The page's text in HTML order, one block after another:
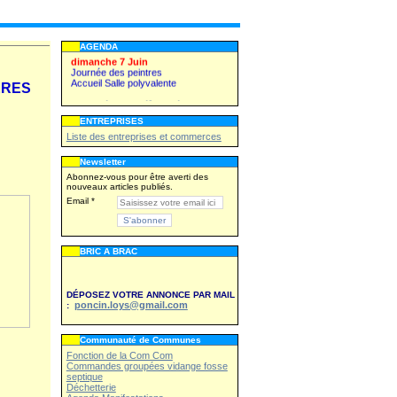
AGENDA
WE 27,28 juin
dimanche 7 Juin
Journée des peintres
Accueil Salle polyvalente
toutes les manifestations
Vendredi 26 juin
WE 27,28 juin
Fête patronale
dimanche 7 Juin
Journée des peintres
Accueil Salle polyvalente
toutes les manifestations
ENTREPRISES
Liste des entreprises et commerces
Newsletter
Abonnez-vous pour être averti des
nouveaux articles publiés.
Email
BRIC A BRAC
DÉPOSEZ VOTRE ANNONCE PAR MAIL
: poncin.loys@gmail.com
Communauté de Communes
Fonction de la Com Com
Commandes groupées vidange fosse
septique
Déchetterie